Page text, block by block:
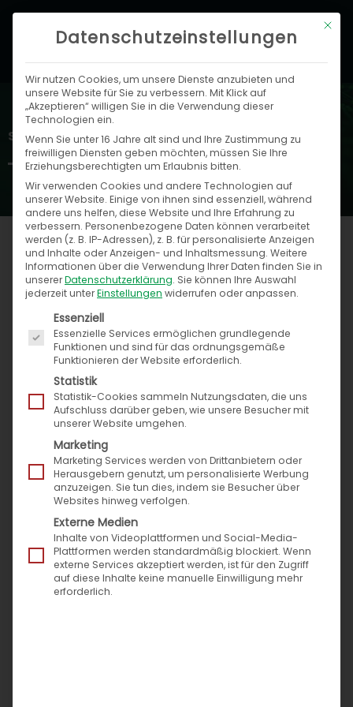
Zum
Speed4Trade Blog
SeiteSeiteSeiteSeiteSeiteSeiteSeiteSeiteSeite
Mit
Datenschutzeinstellungen
Wir nutzen Cookies, um unsere Dienste anzubieten und
unsere Website für Sie zu verbessern. Mit Klick auf
„Akzeptieren“ willigen Sie in die Verwendung dieser
Technologien ein.
Wenn Sie unter 16 Jahre alt sind und Ihre Zustimmung zu
freiwilligen Diensten geben möchten, müssen Sie Ihre
Erziehungsberechtigten um Erlaubnis bitten.
Wir verwenden Cookies und andere Technologien auf
unserer Website. Einige von ihnen sind essenziell, während
andere uns helfen, diese Website und Ihre Erfahrung zu
verbessern. Personenbezogene Daten können verarbeitet
werden (z. B. IP-Adressen), z. B. für personalisierte Anzeigen
und Inhalte oder Anzeigen- und Inhaltsmessung. Weitere
Informationen über die Verwendung Ihrer Daten finden Sie in
unsererDatenschutzerklärung. Sie können Ihre Auswahl
jederzeit unterEinstellungen widerrufen oder anpassen.
Es folgt eine Liste der Service-Gruppen, für die
Essenziell
Essenzielle Services ermöglichen grundlegende
Funktionen und sind für das ordnungsgemäße
Funktionieren der Website erforderlich.
Statistik
Statistik-Cookies sammeln Nutzungsdaten, die uns
Aufschluss darüber geben, wie unsere Besucher mit
unserer Website umgehen.
Marketing
Marketing Services werden von Drittanbietern oder
Herausgebern genutzt, um personalisierte Werbung
anzuzeigen. Sie tun dies, indem sie Besucher über
Websites hinweg verfolgen.
Externe Medien
Inhalte von Videoplattformen und Social-Media-
Plattformen werden standardmäßig blockiert. Wenn
externe Services akzeptiert werden, ist für den Zugriff
auf diese Inhalte keine manuelle Einwilligung mehr
erforderlich.